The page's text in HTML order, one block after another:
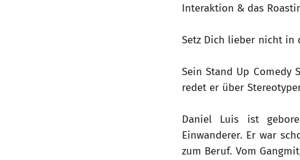
Interaktion & das
Setz Dich lieber nicht in
Sein Stand Up Comedy
redet er über
Daniel Luis ist
Einwanderer. Er war
zum Beruf. Vom